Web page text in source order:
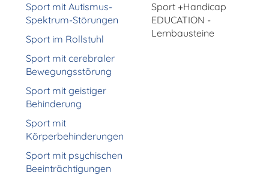
Sport mit Autismus-
Spektrum-Störungen
Sport im Rollstuhl
Sport mit cerebraler
Bewegungsstörung
Sport mit geistiger
Behinderung
Sport mit
Körperbehinderungen
Sport mit psychischen
Beeinträchtigungen
Sport +Handicap
EDUCATION -
Lernbausteine